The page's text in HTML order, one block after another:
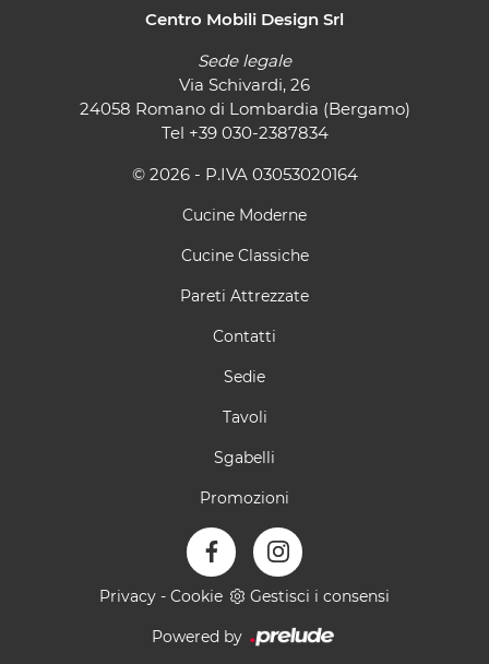
Centro Mobili Design Srl
Sede legale
Via Schivardi, 26
24058 Romano di Lombardia (Bergamo)
Tel +39 030-2387834
© 2026 - P.IVA 03053020164
Cucine Moderne
Cucine Classiche
Pareti Attrezzate
Contatti
Sedie
Tavoli
Sgabelli
Promozioni
Privacy - Cookie Gestisci i consensi
Powered by